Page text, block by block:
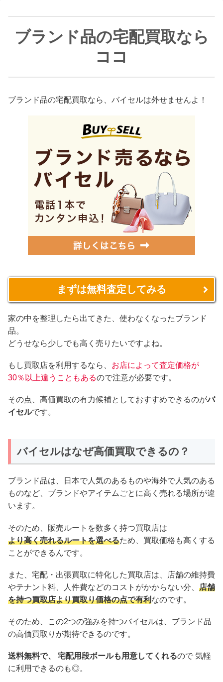
ブランド品の宅配買取なら
ココ
ブランド品の宅配買取なら、バイセルは外せませんよ！
まずは無料査定してみる
家の中を整理したら出てきた、使わなくなったブランド
品。
どうせなら少しでも高く売りたいですよね。
もし買取店を利用するなら、 お店によって査定価格が
30％以上違うこともあるので注意が必要です。
その点、高価買取の有力候補としておすすめできるのがバ
イセルです。
バイセルはなぜ高価買取できるの？
ブランド品は、日本で人気のあるものや海外で人気のある
ものなど、ブランドやアイテムごとに高く売れる場所が違
います。
そのため、販売ルートを数多く持つ買取店は
より高く売れるルートを選べるため、買取価格も高くする
ことができるんです。
また、宅配・出張買取に特化した買取店は、店舗の維持費
やテナント料、人件費などのコストがかからない分、 店舗
を持つ買取店より買取り価格の点で有利なのです。
そのため、この2つの強みを持つバイセルは、ブランド品
の高価買取りが期待できるのです。
送料無料で、 宅配用段ボールも用意してくれるので 気軽
に利用できるのも◎。